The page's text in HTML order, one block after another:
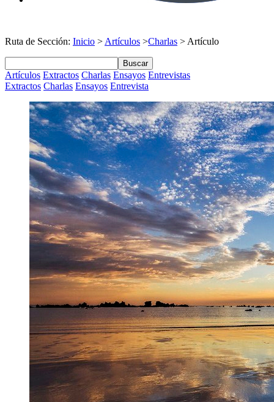
Ruta de Sección: Inicio > Artículos >Charlas > Artículo
Buscar
Artículos Extractos Charlas Ensayos Entrevistas
Extractos Charlas Ensayos Entrevista